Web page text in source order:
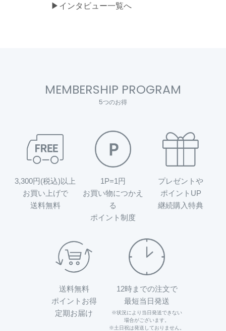
▶インタビュー一覧へ
MEMBERSHIP PROGRAM
5つのお得
3,300円(税込)以上
お買い上げで
送料無料
1P=1円
お買い物につかえ
る
ポイント制度
プレゼントや
ポイントUP
継続購入特典
送料無料
ポイントお得
定期お届け
12時までの注文で
最短当日発送
※状況により当日発送できない
場合がございます。
※土日祝は発送しておりません。